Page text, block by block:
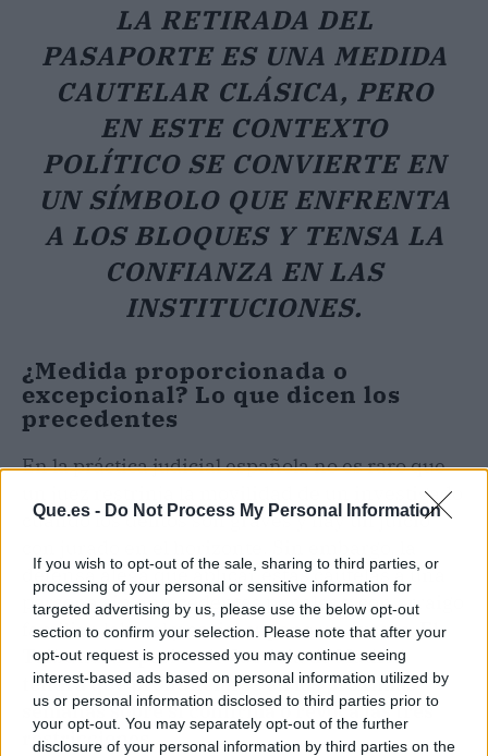
Que.es - Do Not Process My Personal Information
If you wish to opt-out of the sale, sharing to third parties, or
processing of your personal or sensitive information for
targeted advertising by us, please use the below opt-out
section to confirm your selection. Please note that after your
opt-out request is processed you may continue seeing
interest-based ads based on personal information utilized by
us or personal information disclosed to third parties prior to
your opt-out. You may separately opt-out of the further
disclosure of your personal information by third parties on the
LA RETIRADA DEL
PASAPORTE ES UNA MEDIDA
CAUTELAR CLÁSICA, PERO
EN ESTE CONTEXTO
POLÍTICO SE CONVIERTE EN
UN SÍMBOLO QUE ENFRENTA
A LOS BLOQUES Y TENSA LA
CONFIANZA EN LAS
INSTITUCIONES.
¿Medida proporcionada o
excepcional? Lo que dicen los
precedentes
En la práctica judicial española no es raro que
un juez restrinja la movilidad de un investigado
cuando los delitos son graves y hay un juicio
defensa alega que aplicar estas cautelas a una
persona sin antecedentes penales y con arraigo
familiar, laboral y social supone un exceso.El
Tribunal Superior de Justicia de Madrid
tendrá que pronunciarse en las próximas
semanas sobre si confirma o revoca las tres
restricciones.